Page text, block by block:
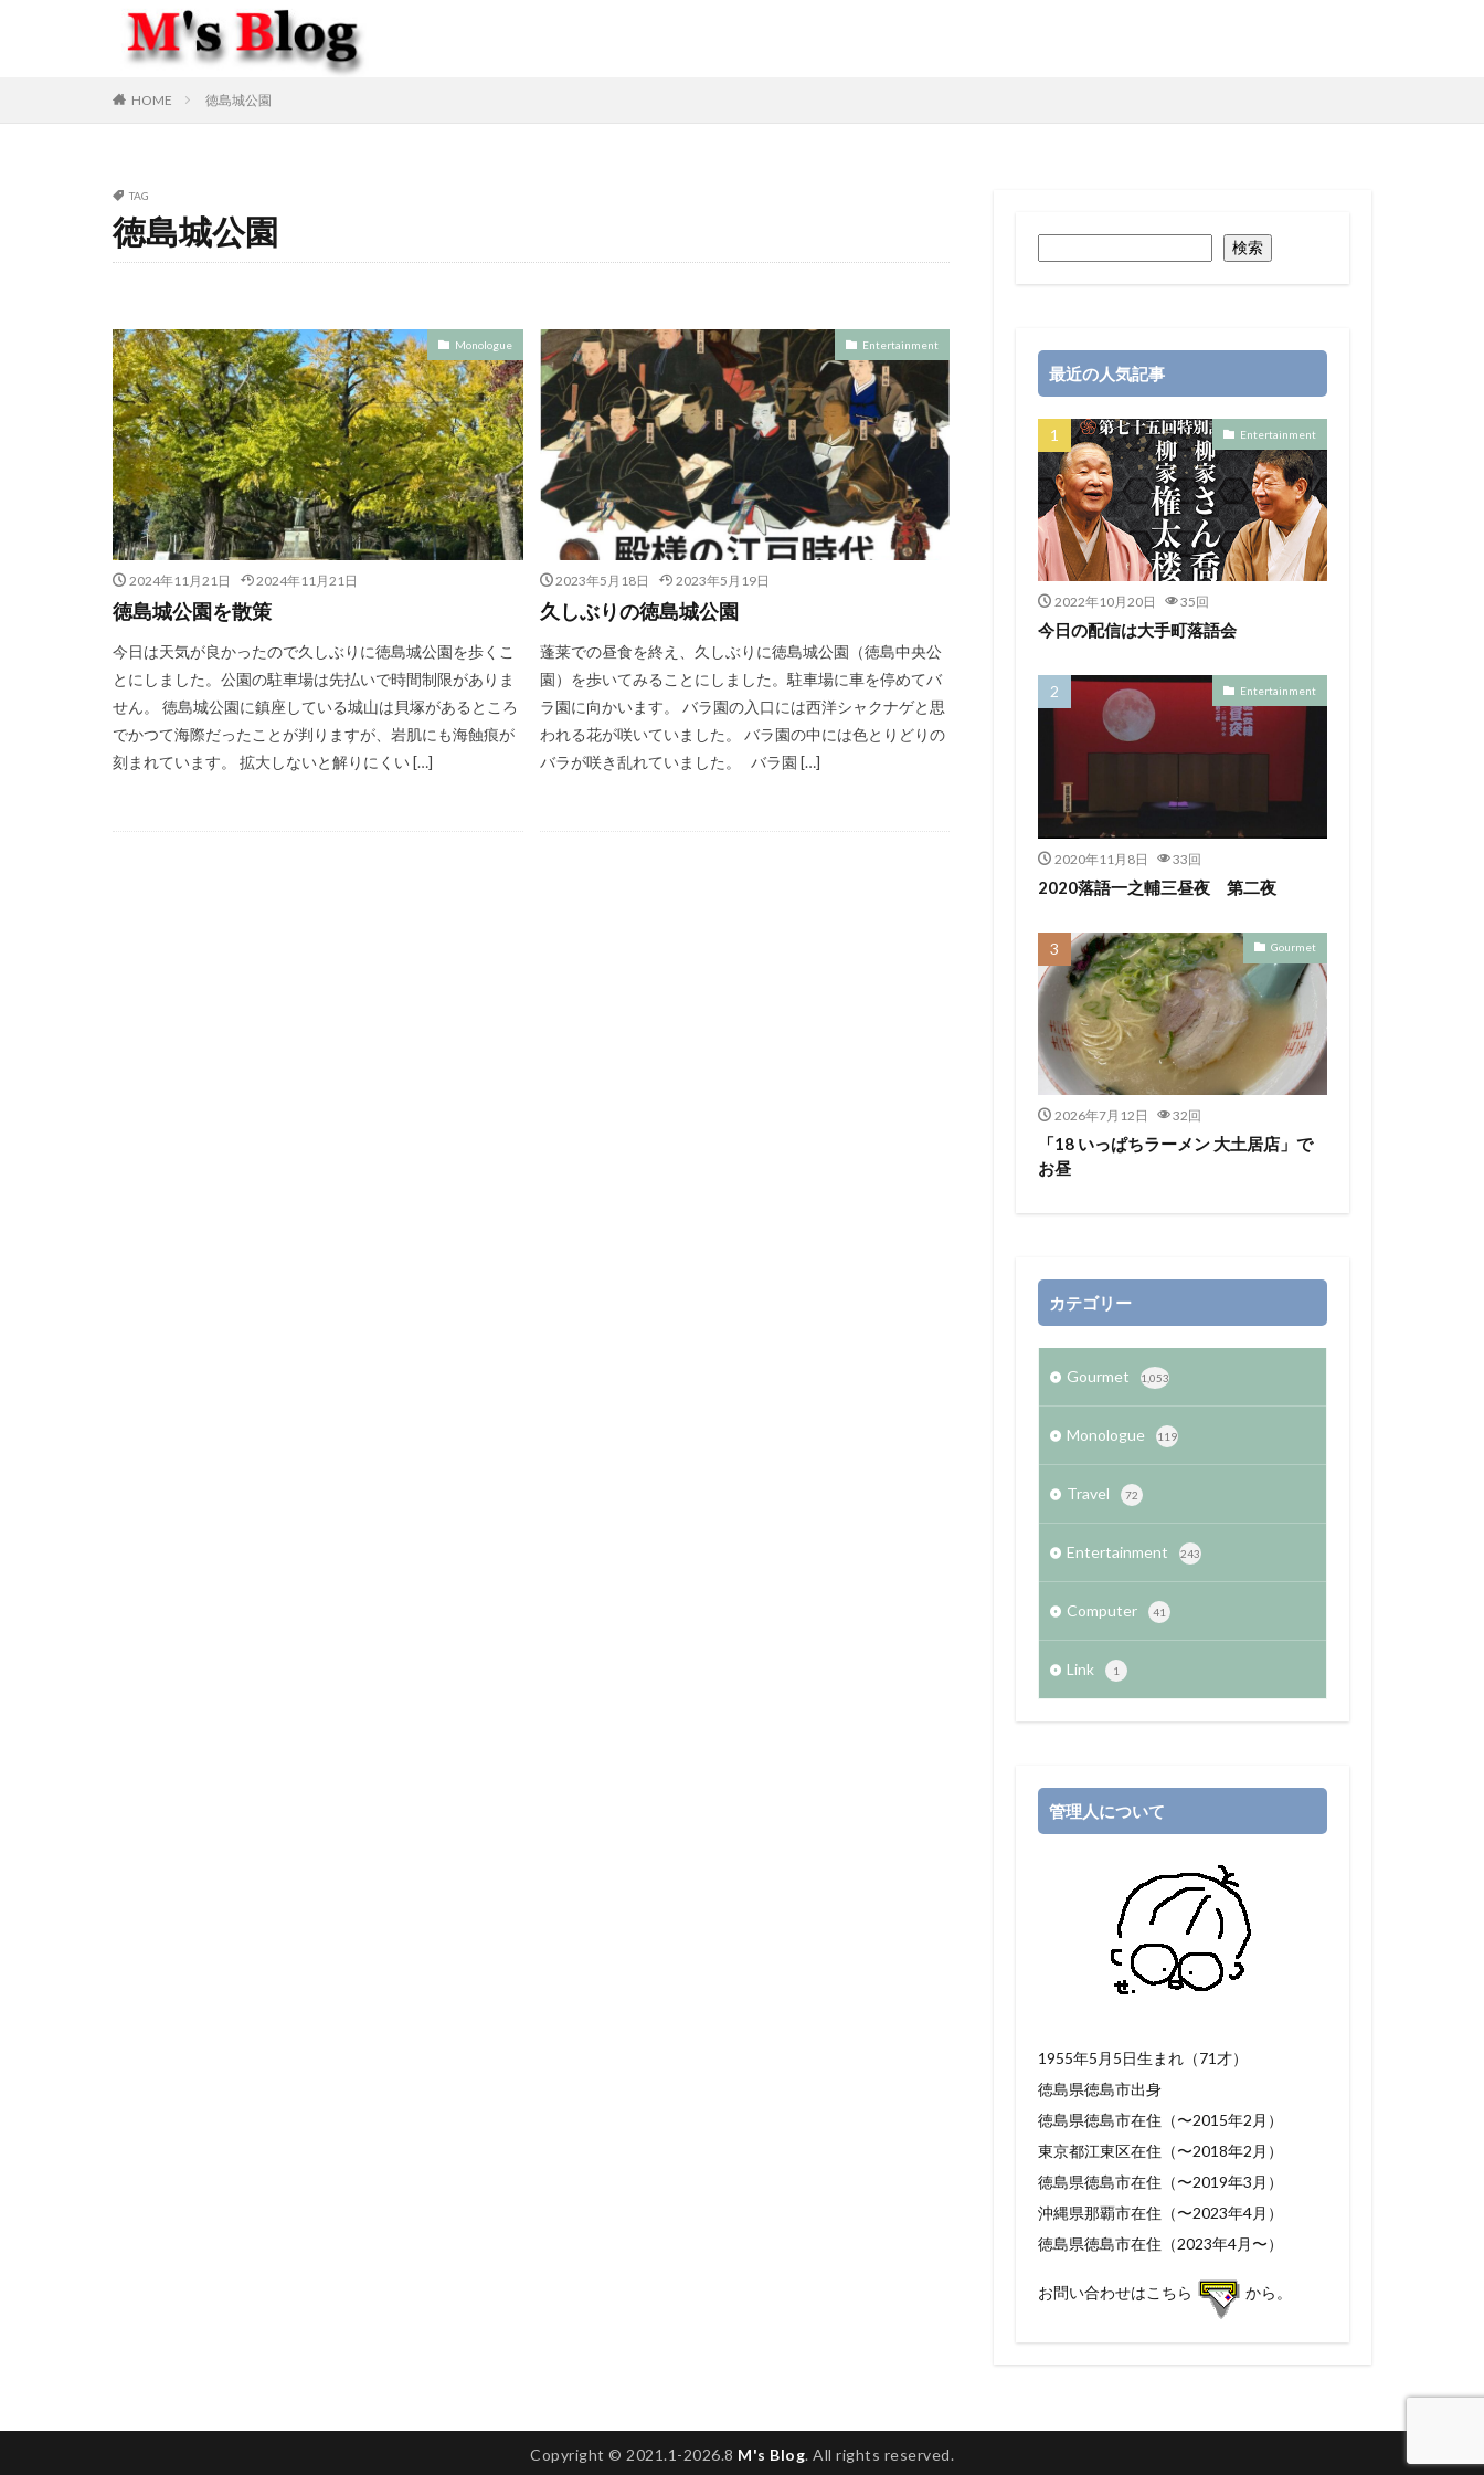
HOME 徳島城公園
TAG
徳島城公園
Monologue
2024年11月21日 2024年11月21日
徳島城公園を散策
今日は天気が良かったので久しぶりに徳島城公園を歩くこ
とにしました。公園の駐車場は先払いで時間制限がありま
せん。 徳島城公園に鎮座している城山は貝塚があるところ
でかつて海際だったことが判りますが、岩肌にも海蝕痕が
刻まれています。 拡大しないと解りにくい […]
Entertainment
2023年5月18日 2023年5月19日
久しぶりの徳島城公園
蓬莱での昼食を終え、久しぶりに徳島城公園（徳島中央公
園）を歩いてみることにしました。駐車場に車を停めてバ
ラ園に向かいます。 バラ園の入口には西洋シャクナゲと思
われる花が咲いていました。 バラ園の中には色とりどりの
バラが咲き乱れていました。 バラ園 […]
検索
最近の人気記事
Entertainment
2022年10月20日 35回
今日の配信は大手町落語会
Entertainment
2020年11月8日 33回
2020落語一之輔三昼夜 第二夜
Gourmet
2026年7月12日 32回
「18 いっぱちラーメン 大土居店」で
お昼
カテゴリー
Gourmet 1,053
Monologue 119
Travel 72
Entertainment 243
Computer 41
Link 1
管理人について
1955年5月5日生まれ（71才）
徳島県徳島市出身
徳島県徳島市在住（〜2015年2月）
東京都江東区在住（〜2018年2月）
徳島県徳島市在住（〜2019年3月）
沖縄県那覇市在住（〜2023年4月）
徳島県徳島市在住（2023年4月〜）
お問い合わせはこちら から。
Copyright © 2021.1-2026.8 M's Blog. All rights reserved.